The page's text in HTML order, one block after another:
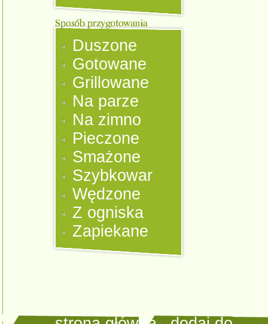
Duszone
Gotowane
Grillowane
Na parze
Na zimno
Pieczone
Smażone
Szybkowar
Wędzone
Z ogniska
Zapiekane